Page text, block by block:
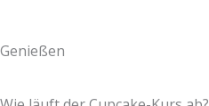
Genießen